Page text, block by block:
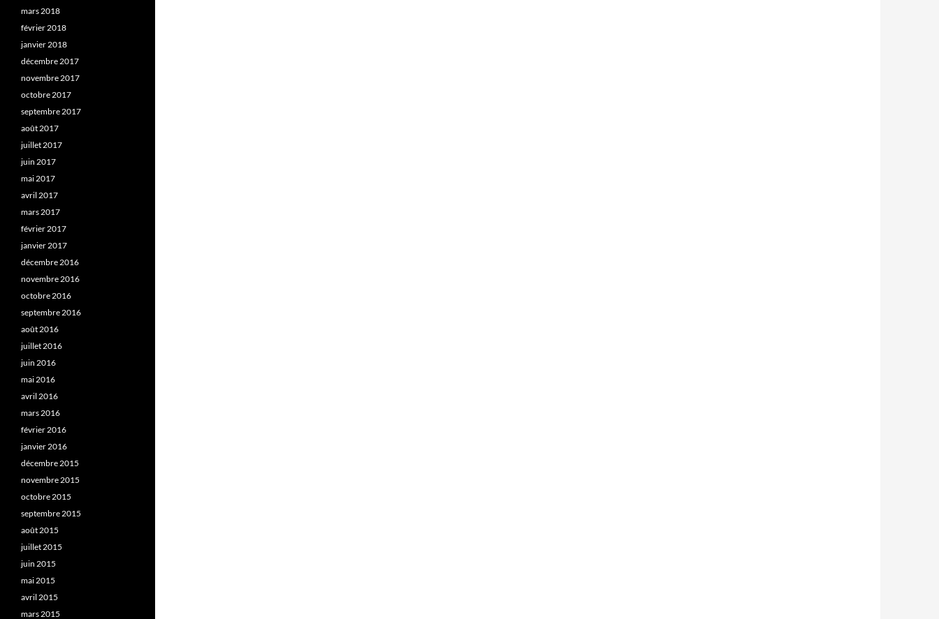
mars 2018
février 2018
janvier 2018
décembre 2017
novembre 2017
octobre 2017
septembre 2017
août 2017
juillet 2017
juin 2017
mai 2017
avril 2017
mars 2017
février 2017
janvier 2017
décembre 2016
novembre 2016
octobre 2016
septembre 2016
août 2016
juillet 2016
juin 2016
mai 2016
avril 2016
mars 2016
février 2016
janvier 2016
décembre 2015
novembre 2015
octobre 2015
septembre 2015
août 2015
juillet 2015
juin 2015
mai 2015
avril 2015
mars 2015